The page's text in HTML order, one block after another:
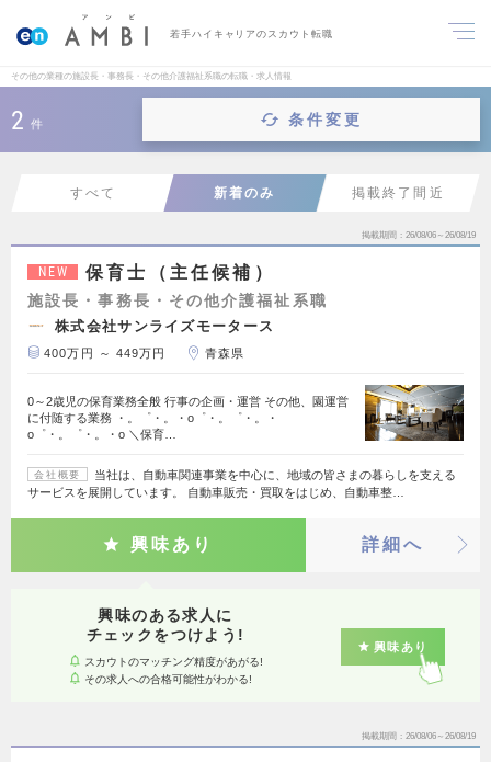
若手ハイキャリアのスカウト転職
その他の業種の施設長・事務長・その他介護福祉系職の転職・求人情報
2 件 条件変更
すべて 新着のみ 掲載終了間近
掲載期間 26/08/06～26/08/19
NEW 保育士（主任候補）
施設長・事務長・その他介護福祉系職
株式会社サンライズモータース
400万円 ～ 449万円 青森県
0～2歳児の保育業務全般 行事の企画・運営 その他、園運営
に付随する業務 ・。゜・。・o゜・。゜・。・
o゜・。゜・。・o ＼保育…
会社概要
当社は、自動車関連事業を中心に、地域の皆さまの暮らしを支える
サービスを展開しています。 自動車販売・買取をはじめ、自動車整…
興味あり 詳細へ
興味のある求人に
チェックをつけよう!
スカウトのマッチング精度があがる!
その求人への合格可能性がわかる!
興味あり
掲載期間 26/08/06～26/08/19